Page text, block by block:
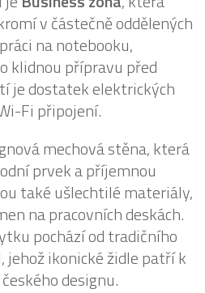
v částečně oddělených
na notebooku,
klidnou přípravu před
je dostatek elektrických
Fi připojení.
mechová stěna, která
prvek a příjemnou
také ušlechtilé materiály,
na pracovních deskách.
pochází od tradičního
jehož ikonické židle patří k
designu.